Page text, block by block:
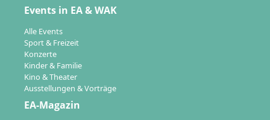
Events in EA & WAK
Alle Events
Sport & Freizeit
Konzerte
Kinder & Familie
Kino & Theater
Ausstellungen & Vorträge
EA-Magazin